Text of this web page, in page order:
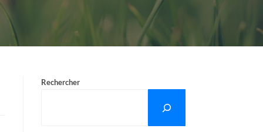
Rechercher